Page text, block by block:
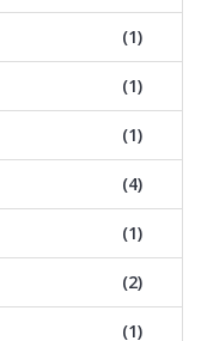
(1)
(1)
(1)
(4)
(1)
(2)
(1)